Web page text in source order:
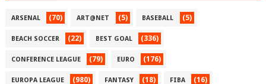
ARSENAL (70) ART@NET (5) BASEBALL (5)
BEACH SOCCER (22) BEST GOAL (336)
CONFERENCE LEAGUE (79) EURO (176)
EUROPA LEAGUE (980) FANTASY (18) FIBA (16)